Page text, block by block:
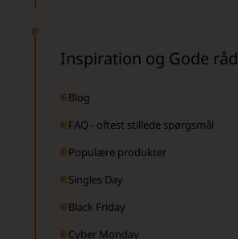
Inspiration og Gode råd
Blog
FAQ - oftest stillede spørgsmål
Populære produkter
Singles Day
Black Friday
Cyber Monday